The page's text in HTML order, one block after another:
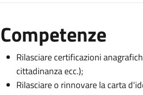
Competenze
Rilasciare certificazioni
cittadinanza ecc.);
Rilasciare o rinnovare la carta